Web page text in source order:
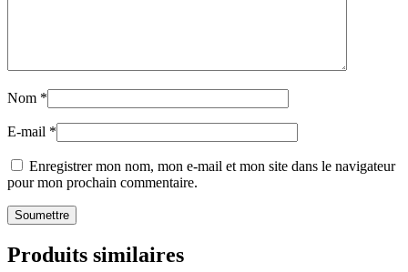
Nom *
E-mail *
Enregistrer mon nom, mon e-mail et mon site dans le navigateur
pour mon prochain commentaire.
Produits similaires